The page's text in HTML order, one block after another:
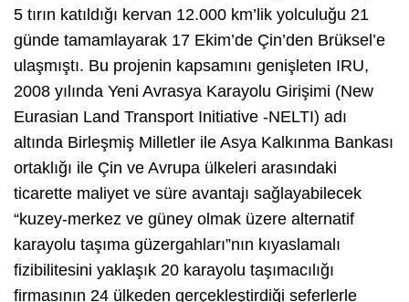
5 tırın katıldığı kervan 12.000 km’lik yolculuğu 21
günde tamamlayarak 17 Ekim’de Çin’den Brüksel’e
ulaşmıştı. Bu projenin kapsamını genişleten IRU,
2008 yılında Yeni Avrasya Karayolu Girişimi (New
Eurasian Land Transport Initiative -NELTI) adı
altında Birleşmiş Milletler ile Asya Kalkınma Bankası
ortaklığı ile Çin ve Avrupa ülkeleri arasındaki
ticarette maliyet ve süre avantajı sağlayabilecek
“kuzey-merkez ve güney olmak üzere alternatif
karayolu taşıma güzergahları”nın kıyaslamalı
fizibilitesini yaklaşık 20 karayolu taşımacılığı
firmasının 24 ülkeden gerçekleştirdiği seferlerle